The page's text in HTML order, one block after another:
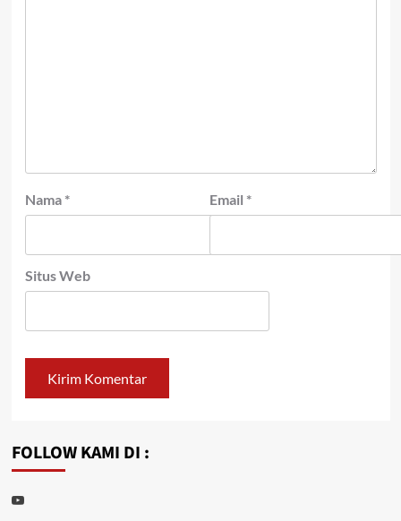
Nama * Email *
Situs Web
FOLLOW KAMI DI :
Youtube